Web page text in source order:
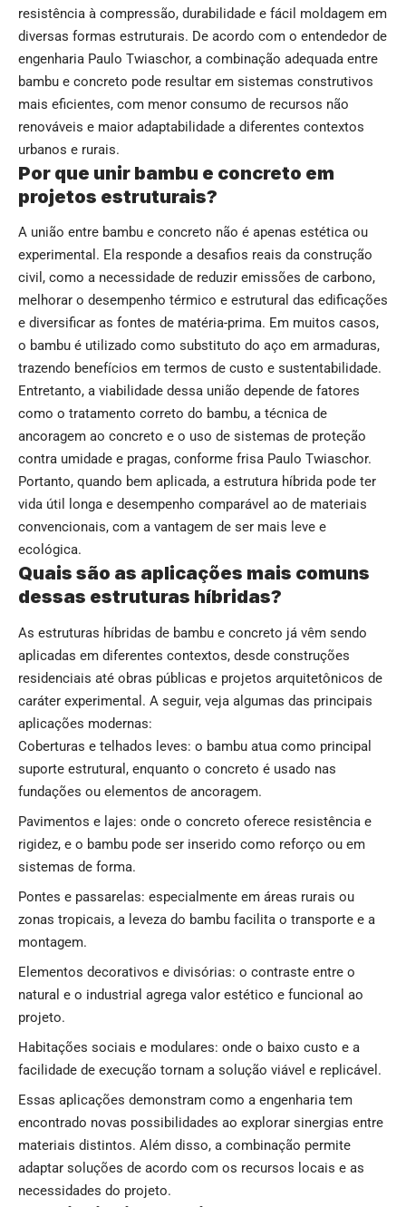
resistência à compressão, durabilidade e fácil moldagem em
diversas formas estruturais. De acordo com o entendedor de
engenharia Paulo Twiaschor, a combinação adequada entre
bambu e concreto pode resultar em sistemas construtivos
mais eficientes, com menor consumo de recursos não
renováveis e maior adaptabilidade a diferentes contextos
urbanos e rurais.
Por que unir bambu e concreto em
projetos estruturais?
A união entre bambu e concreto não é apenas estética ou
experimental. Ela responde a desafios reais da construção
civil, como a necessidade de reduzir emissões de carbono,
melhorar o desempenho térmico e estrutural das edificações
e diversificar as fontes de matéria-prima. Em muitos casos,
o bambu é utilizado como substituto do aço em armaduras,
trazendo benefícios em termos de custo e sustentabilidade.
Entretanto, a viabilidade dessa união depende de fatores
como o tratamento correto do bambu, a técnica de
ancoragem ao concreto e o uso de sistemas de proteção
contra umidade e pragas, conforme frisa Paulo Twiaschor.
Portanto, quando bem aplicada, a estrutura híbrida pode ter
vida útil longa e desempenho comparável ao de materiais
convencionais, com a vantagem de ser mais leve e
ecológica.
Quais são as aplicações mais comuns
dessas estruturas híbridas?
As estruturas híbridas de bambu e concreto já vêm sendo
aplicadas em diferentes contextos, desde construções
residenciais até obras públicas e projetos arquitetônicos de
caráter experimental. A seguir, veja algumas das principais
aplicações modernas:
Coberturas e telhados leves: o bambu atua como principal
suporte estrutural, enquanto o concreto é usado nas
fundações ou elementos de ancoragem.
Pavimentos e lajes: onde o concreto oferece resistência e
rigidez, e o bambu pode ser inserido como reforço ou em
sistemas de forma.
Pontes e passarelas: especialmente em áreas rurais ou
zonas tropicais, a leveza do bambu facilita o transporte e a
montagem.
Elementos decorativos e divisórias: o contraste entre o
natural e o industrial agrega valor estético e funcional ao
projeto.
Habitações sociais e modulares: onde o baixo custo e a
facilidade de execução tornam a solução viável e replicável.
Essas aplicações demonstram como a engenharia tem
encontrado novas possibilidades ao explorar sinergias entre
materiais distintos. Além disso, a combinação permite
adaptar soluções de acordo com os recursos locais e as
necessidades do projeto.